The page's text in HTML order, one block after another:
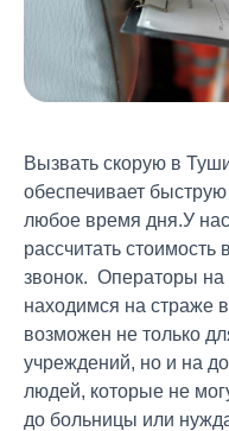
Вызвать скорую в
обеспечивает
любое время дня.У
рассчитать стоимость
звонок. Операторы
находимся на страже
возможен не только
учреждений, но и на
людей, которые не
до больницы или